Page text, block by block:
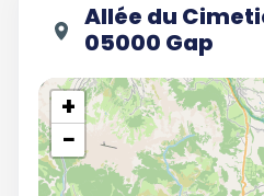
Allée du
05000 Gap
+
−